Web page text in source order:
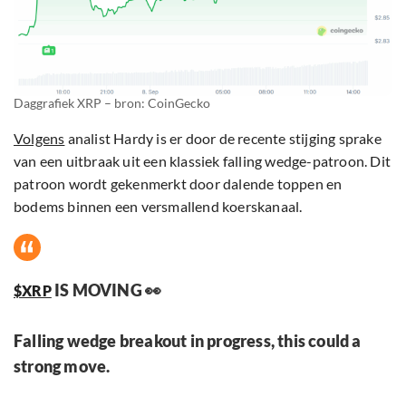
Daggrafiek XRP – bron: CoinGecko
Volgens analist Hardy is er door de recente stijging sprake
van een uitbraak uit een klassiek falling wedge-patroon. Dit
patroon wordt gekenmerkt door dalende toppen en
bodems binnen een versmallend koerskanaal.
$XRPIS MOVING 👀
Falling wedge breakout in progress, this could a
strong move.